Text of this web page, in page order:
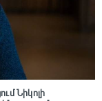
Նիկոլի